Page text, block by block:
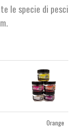
le specie di pesci
Orange